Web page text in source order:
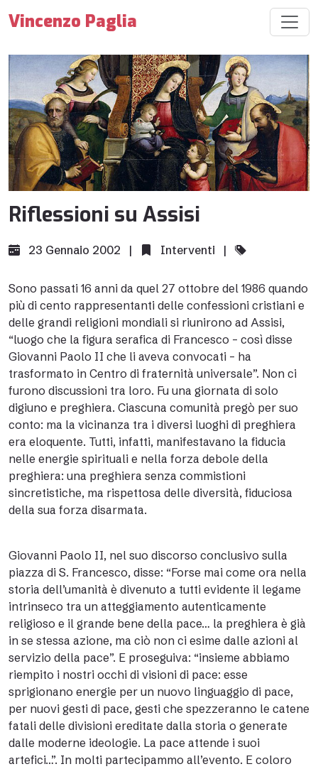
Vincenzo Paglia
Riflessioni su Assisi
23 Gennaio 2002 | Interventi |
Sono passati 16 anni da quel 27 ottobre del 1986 quando
più di cento rappresentanti delle confessioni cristiani e
delle grandi religioni mondiali si riunirono ad Assisi,
“luogo che la figura serafica di Francesco – così disse
Giovanni Paolo II che li aveva convocati – ha
trasformato in Centro di fraternità universale”. Non ci
furono discussioni tra loro. Fu una giornata di solo
digiuno e preghiera. Ciascuna comunità pregò per suo
conto: ma la vicinanza tra i diversi luoghi di preghiera
era eloquente. Tutti, infatti, manifestavano la fiducia
nelle energie spirituali e nella forza debole della
preghiera: una preghiera senza commistioni
sincretistiche, ma rispettosa delle diversità, fiduciosa
della sua forza disarmata.
Giovanni Paolo II, nel suo discorso conclusivo sulla
piazza di S. Francesco, disse: “Forse mai come ora nella
storia dell’umanità è divenuto a tutti evidente il legame
intrinseco tra un atteggiamento autenticamente
religioso e il grande bene della pace… la preghiera è già
in se stessa azione, ma ciò non ci esime dalle azioni al
servizio della pace”. E proseguiva: “insieme abbiamo
riempito i nostri occhi di visioni di pace: esse
sprigionano energie per un nuovo linguaggio di pace,
per nuovi gesti di pace, gesti che spezzeranno le catene
fatali delle divisioni ereditate dalla storia o generate
dalle moderne ideologie. La pace attende i suoi
artefici…”. In molti partecipammo all’evento. E coloro